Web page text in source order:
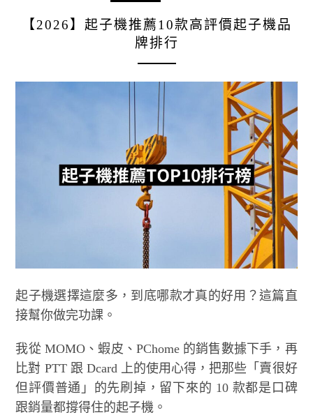
【2026】起子機推薦10款高評價起子機品
牌排行
起子機選擇這麼多，到底哪款才真的好用？這篇直
接幫你做完功課。
我從 MOMO、蝦皮、PChome 的銷售數據下手，再
比對 PTT 跟 Dcard 上的使用心得，把那些「賣很好
但評價普通」的先刷掉，留下來的 10 款都是口碑
跟銷量都撐得住的起子機。